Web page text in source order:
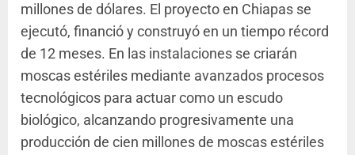
millones de dólares. El proyecto en Chiapas se
ejecutó, financió y construyó en un tiempo récord
de 12 meses. En las instalaciones se criarán
moscas estériles mediante avanzados procesos
tecnológicos para actuar como un escudo
biológico, alcanzando progresivamente una
producción de cien millones de moscas estériles